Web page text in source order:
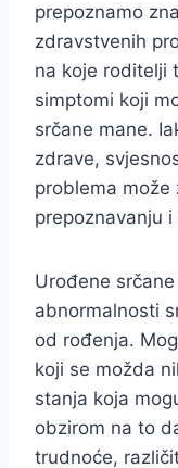
prepoznamo
zdravstvenih
na koje roditelji
simptomi koji
srčane mane.
zdrave,
problema može
prepoznavanju
Urođene
abnormalnosti
od rođenja.
koji se možda
stanja koja
obzirom na to
trudnoće,